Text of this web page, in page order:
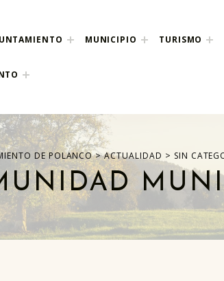
MUNICIPIO TURISMO
DE POLANCO>ACTUALIDAD > SIN